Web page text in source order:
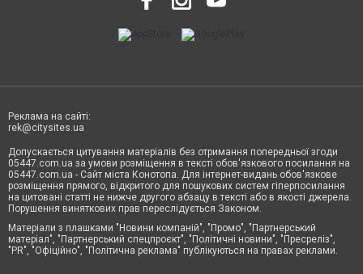
Реклама на сайті:
rek@citysites.ua
Допускається цитування матеріалів без отримання попередньої згоди
05447.com.ua за умови розміщення в тексті обов'язкового посилання на
05447.com.ua - Сайт міста Конотопа. Для інтернет-видань обов'язкове
розміщення прямого, відкритого для пошукових систем гіперпосилання
на цитовані статті не нижче другого абзацу в тексті або в якості джерела.
Порушення виняткових прав переслідується Законом.
Матеріали з плашками "Новини компаній", "Промо", "Партнерський
матеріал", "Партнерський спецпроєкт", "Політичні новини", "Пресреліз",
"PR", "Офіційно", "Політична реклама" публікуються на правах реклами.